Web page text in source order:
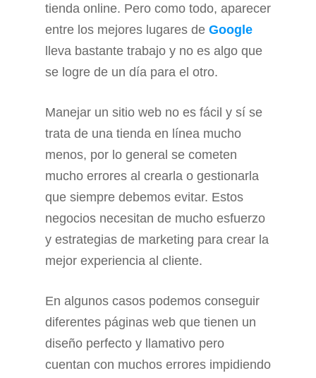
tienda online. Pero como todo, aparecer
entre los mejores lugares de Google
lleva bastante trabajo y no es algo que
se logre de un día para el otro.
Manejar un sitio web no es fácil y sí se
trata de una tienda en línea mucho
menos, por lo general se cometen
mucho errores al crearla o gestionarla
que siempre debemos evitar. Estos
negocios necesitan de mucho esfuerzo
y estrategias de marketing para crear la
mejor experiencia al cliente.
En algunos casos podemos conseguir
diferentes páginas web que tienen un
diseño perfecto y llamativo pero
cuentan con muchos errores impidiendo